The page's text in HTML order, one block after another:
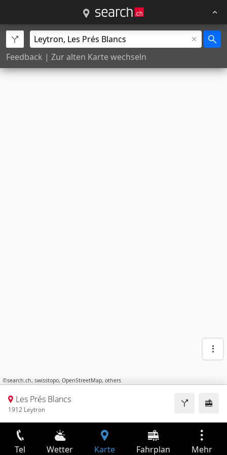
Feedback | Zur alten Karte wechseln
©search.ch, swisstopo, OpenStreetMap, others
Les Prés Blancs
1912 Leytron
Tel Wetter Karte Fahrplan Mehr